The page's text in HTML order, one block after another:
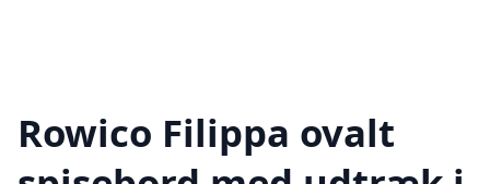
Rowico Filippa ovalt